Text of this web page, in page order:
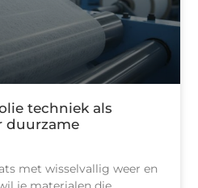
techniek als
duurzame
met wisselvallig weer en